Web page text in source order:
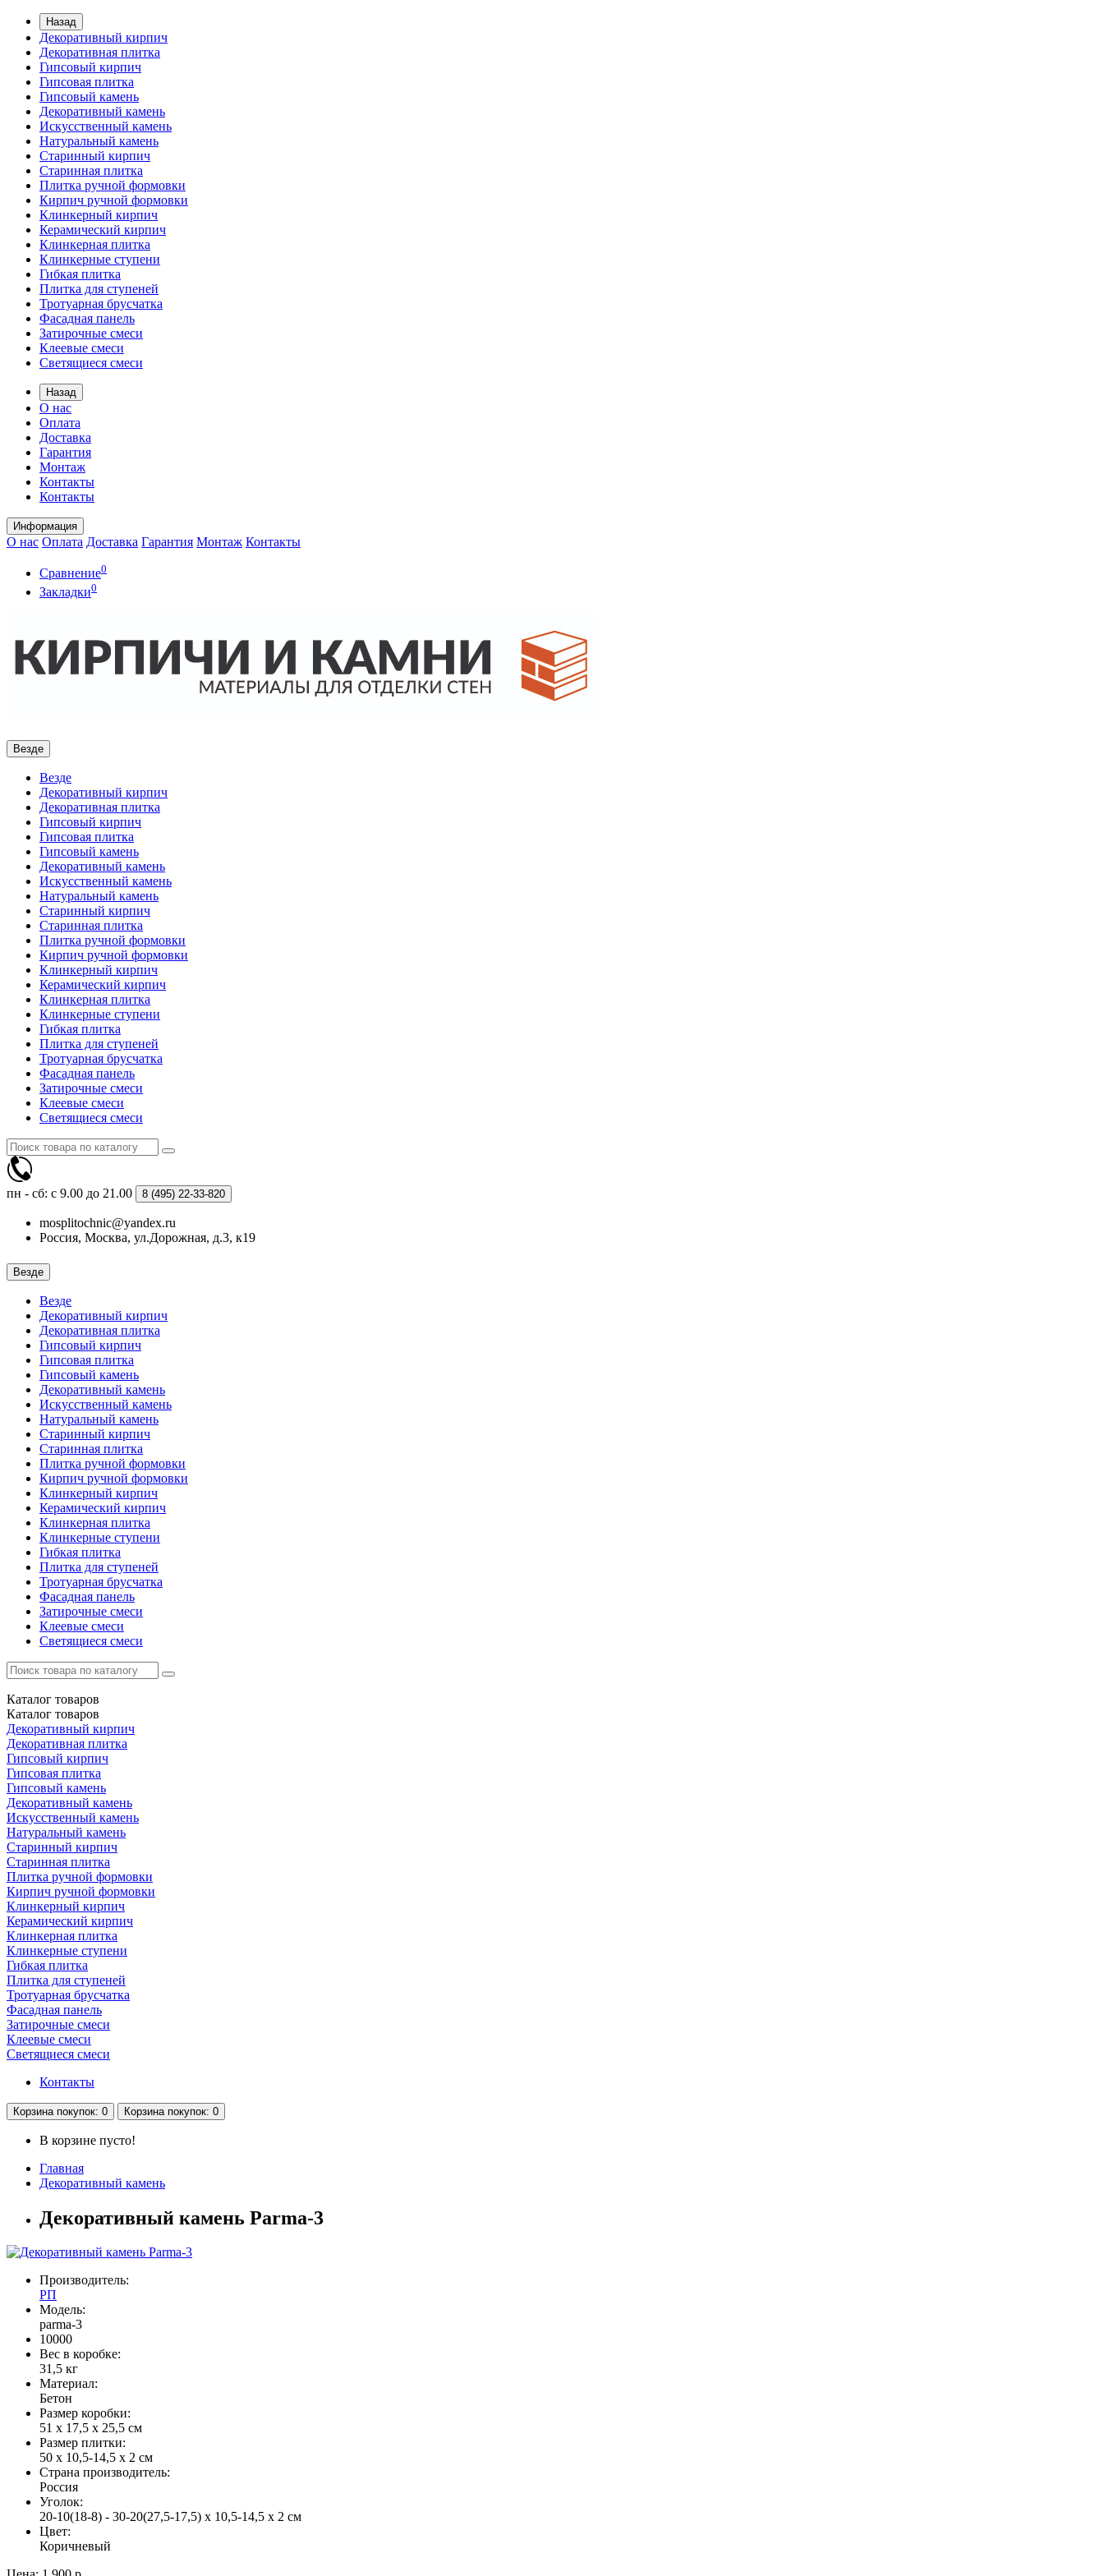
Назад
Декоративный кирпич
Декоративная плитка
Гипсовый кирпич
Гипсовая плитка
Гипсовый камень
Декоративный камень
Искусственный камень
Натуральный камень
Старинный кирпич
Старинная плитка
Плитка ручной формовки
Кирпич ручной формовки
Клинкерный кирпич
Керамический кирпич
Клинкерная плитка
Клинкерные ступени
Гибкая плитка
Плитка для ступеней
Тротуарная брусчатка
Фасадная панель
Затирочные смеси
Клеевые смеси
Светящиеся смеси
Назад
О нас
Оплата
Доставка
Гарантия
Монтаж
Контакты
Контакты
Информация
О нас Оплата Доставка Гарантия Монтаж Контакты
Сравнение0
Закладки0
Везде
Везде
Декоративный кирпич
Декоративная плитка
Гипсовый кирпич
Гипсовая плитка
Гипсовый камень
Декоративный камень
Искусственный камень
Натуральный камень
Старинный кирпич
Старинная плитка
Плитка ручной формовки
Кирпич ручной формовки
Клинкерный кирпич
Керамический кирпич
Клинкерная плитка
Клинкерные ступени
Гибкая плитка
Плитка для ступеней
Тротуарная брусчатка
Фасадная панель
Затирочные смеси
Клеевые смеси
Светящиеся смеси
пн - сб: с 9.00 до 21.00 8 (495) 22-33-820
mosplitochnic@yandex.ru
Россия, Москва, ул.Дорожная, д.3, к19
Везде
Везде
Декоративный кирпич
Декоративная плитка
Гипсовый кирпич
Гипсовая плитка
Гипсовый камень
Декоративный камень
Искусственный камень
Натуральный камень
Старинный кирпич
Старинная плитка
Плитка ручной формовки
Кирпич ручной формовки
Клинкерный кирпич
Керамический кирпич
Клинкерная плитка
Клинкерные ступени
Гибкая плитка
Плитка для ступеней
Тротуарная брусчатка
Фасадная панель
Затирочные смеси
Клеевые смеси
Светящиеся смеси
Каталог товаров
Каталог товаров
Декоративный кирпич
Декоративная плитка
Гипсовый кирпич
Гипсовая плитка
Гипсовый камень
Декоративный камень
Искусственный камень
Натуральный камень
Старинный кирпич
Старинная плитка
Плитка ручной формовки
Кирпич ручной формовки
Клинкерный кирпич
Керамический кирпич
Клинкерная плитка
Клинкерные ступени
Гибкая плитка
Плитка для ступеней
Тротуарная брусчатка
Фасадная панель
Затирочные смеси
Клеевые смеси
Светящиеся смеси
Контакты
Корзина покупок: 0 Корзина покупок: 0
В корзине пусто!
Главная
Декоративный камень
Декоративный камень Parma-3
Производитель:
РП
Модель:
parma-3
10000
Вес в коробке:
31,5 кг
Материал:
Бетон
Размер коробки:
51 х 17,5 х 25,5 см
Размер плитки:
50 х 10,5-14,5 х 2 см
Страна производитель:
Россия
Уголок:
20-10(18-8) - 30-20(27,5-17,5) х 10,5-14,5 х 2 см
Цвет:
Коричневый